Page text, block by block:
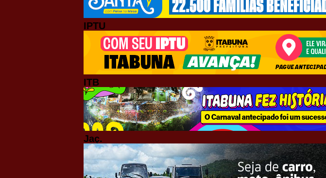
IPTU
ITB
Jaç.